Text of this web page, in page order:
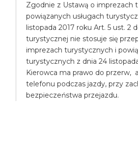
Zgodnie z Ustawą o imprezach
powiązanych usługach
listopada 2017 roku Art. 5 ust. 2
turystycznej nie stosuje się
imprezach turystycznych i
turystycznych z dnia 24
Kierowca ma prawo do przerw,
telefonu podczas jazdy, przy
bezpieczeństwa przejazdu.